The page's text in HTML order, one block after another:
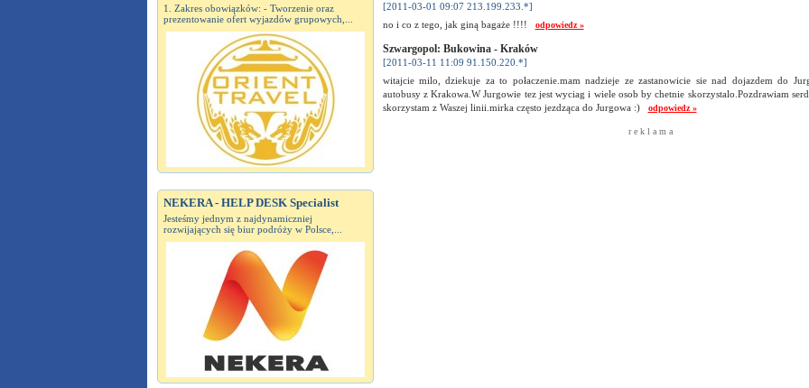
1. Zakres obowiązków: - Tworzenie oraz
prezentowanie ofert wyjazdów grupowych,...
NEKERA - HELP DESK Specialist
Jesteśmy jednym z najdynamiczniej
rozwijających się biur podróży w Polsce,...
[2011-03-01 09:07 213.199.233.*]
no i co z tego, jak giną bagaże !!!! odpowiedz »
Szwargopol: Bukowina - Kraków
[2011-03-11 11:09 91.150.220.*]
witajcie milo, dziekuje za to połaczenie.mam nadzieje ze zastanowicie sie nad dojazdem do
autobusy z Krakowa.W Jurgowie tez jest wyciag i wiele osob by chetnie skorzystalo.Pozdrawiam
skorzystam z Waszej linii.mirka często jezdząca do Jurgowa :) odpowiedz »
r e k l a m a